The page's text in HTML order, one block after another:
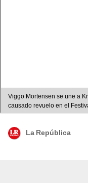
Viggo Mortensen se une a
causado revuelo en el
La República